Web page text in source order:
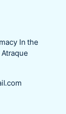
In the